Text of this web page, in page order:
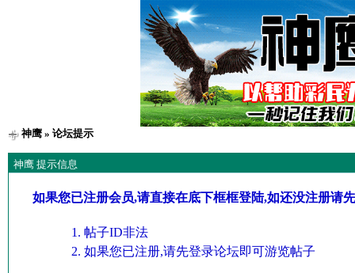
神鹰» 论坛提示
神鹰 提示信息
如果您已注册会员,请直接在底下框框登陆,如还没注册请
帖子ID非法
如果您已注册,请先登录论坛即可游览帖子